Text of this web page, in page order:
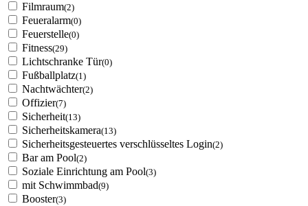
Filmraum(2)
Feueralarm(0)
Feuerstelle(0)
Fitness(29)
Lichtschranke Tür(0)
Fußballplatz(1)
Nachtwächter(2)
Offizier(7)
Sicherheit(13)
Sicherheitskamera(13)
Sicherheitsgesteuertes verschlüsseltes Login(2)
Bar am Pool(2)
Soziale Einrichtung am Pool(3)
mit Schwimmbad(9)
Booster(3)